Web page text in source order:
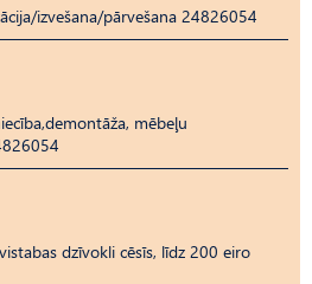
izvešana/pārvešana 24826054
mēbeļu
dzīvokli cēsīs, līdz 200 eiro